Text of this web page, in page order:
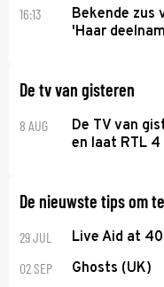
16:13
Bekende zus
'Haar
De tv van gisteren
8 AUG
De TV van
en laat RTL
De nieuwste tips om
29 JUL Live Aid at 40
02 SEP Ghosts (UK)